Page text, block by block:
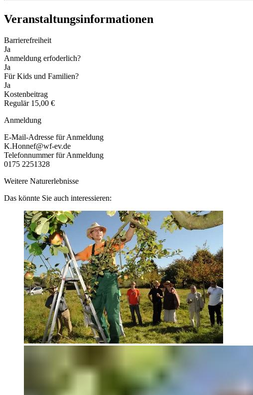
Veranstaltungs­informationen
Barrierefreiheit
Ja
Anmeldung erfoderlich?
Ja
Für Kids und Familien?
Ja
Kostenbeitrag
Regulär 15,00 €
Anmeldung
E-Mail-Adresse für Anmeldung
K.Honnef@wf-ev.de
Telefonnummer für Anmeldung
0175 2251328
Weitere Naturerlebnisse
Das könnte Sie auch interessieren: